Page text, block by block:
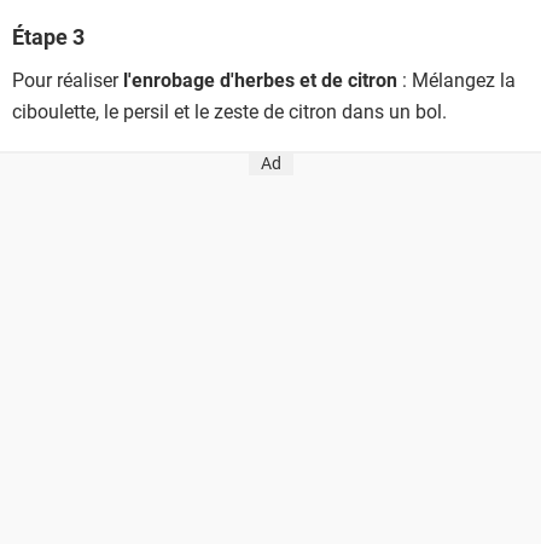
Étape 3
Pour réaliserl'enrobage d'herbes et de citron : Mélangez la
ciboulette, le persil et le zeste de citron dans un bol.
Ad